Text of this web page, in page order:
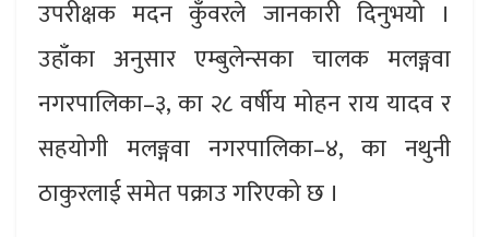
उपरीक्षक मदन कुँवरले जानकारी दिनुभयो ।
उहाँका अनुसार एम्बुलेन्सका चालक मलङ्गवा
नगरपालिका–३, का २८ वर्षीय मोहन राय यादव र
सहयोगी मलङ्गवा नगरपालिका–४, का नथुनी
ठाकुरलाई समेत पक्राउ गरिएको छ ।